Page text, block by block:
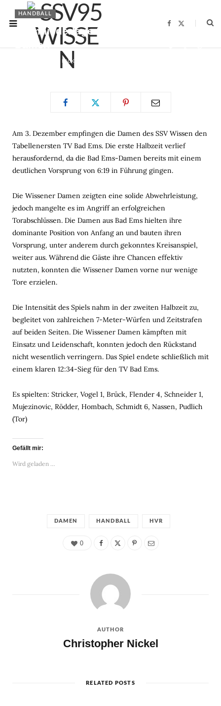
F
HANDBALL
Heimniederlage für die SSV
Damen
CHRISTOPHER NICKEL
Am 3. Dezember empfingen die Damen des SSV Wissen den
Tabellenersten TV Bad Ems. Die erste Halbzeit verlief
herausfordernd, da die Bad Ems-Damen bereits mit einem
deutlichen Vorsprung von 6:19 in Führung gingen.
Die Wissener Damen zeigten eine solide Abwehrleistung,
jedoch mangelte es im Angriff an erfolgreichen
Torabschlüssen. Die Damen aus Bad Ems hielten ihre
dominante Position von Anfang an und bauten ihren
Vorsprung, unter anderem durch gekonntes Kreisanspiel,
weiter aus. Während die Gäste ihre Chancen effektiv
nutzten, konnten die Wissener Damen vorne nur wenige
Tore erzielen.
Die Intensität des Spiels nahm in der zweiten Halbzeit zu,
begleitet von zahlreichen 7-Meter-Würfen und Zeitstrafen
auf beiden Seiten. Die Wissener Damen kämpften mit
Einsatz und Leidenschaft, konnten jedoch den Rückstand
nicht wesentlich verringern. Das Spiel endete schließlich mit
einem klaren 12:34-Sieg für den TV Bad Ems.
Es spielten: Stricker, Vogel 1, Brück, Flender 4, Schneider 1,
Mujezinovic, Rödder, Hombach, Schmidt 6, Nassen, Pudlich
(Tor)
Gefällt mir:
Wird geladen …
DAMEN HANDBALL HVR
0
AUTHOR
Christopher Nickel
RELATED POSTS